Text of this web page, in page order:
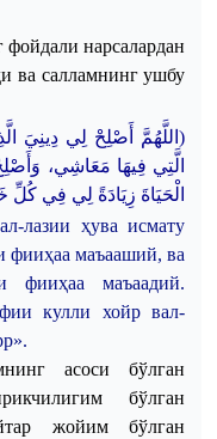
нарсалардан
ва салламнинг ушбу
(اللَّهُمَّ أَصْلِحْ لِي دِينِي
الَّتِي فِيهَا مَعَاشِي،
الْحَيَاةَ زِيَادَةً لِي فِي
ал-лазии ҳува исмату
фииҳаа маъааший,ва
фииҳаа маъаадий.
фии кулли хойр вал-
».
асоси
бўлган
бўлган
жойим
бўлган